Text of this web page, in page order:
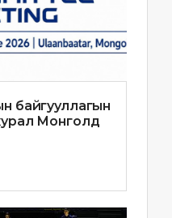
байгууллагын
Монголд